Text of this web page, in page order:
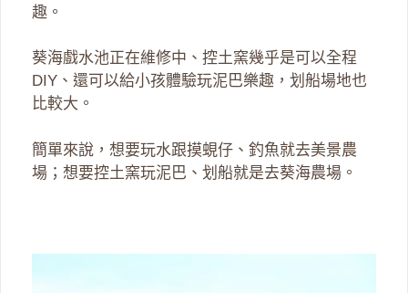
趣。
葵海戲水池正在維修中、控土窯幾乎是可以全程
DIY、還可以給小孩體驗玩泥巴樂趣，划船場地也
比較大。
簡單來說，想要玩水跟摸蜆仔、釣魚就去美景農
場；想要控土窯玩泥巴、划船就是去葵海農場。